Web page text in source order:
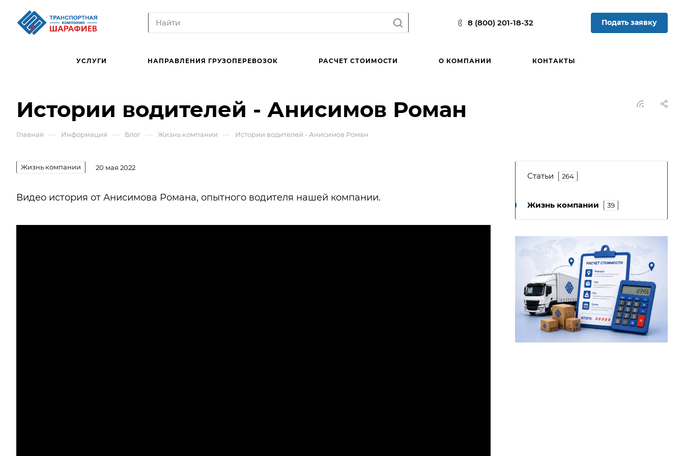
8 (800) 201-18-32 Подать заявку
УСЛУГИ НАПРАВЛЕНИЯ ГРУЗОПЕРЕВОЗОК РАСЧЕТ СТОИМОСТИ О КОМПАНИИ КОНТАКТЫ
Истории водителей - Анисимов Роман
Главная — Информация — Блог — Жизнь компании — Истории водителей - Анисимов Роман
Жизнь компании 20 мая 2022
Видео история от Анисимова Романа, опытного водителя нашей компании.
Статьи 264
Жизнь компании 39